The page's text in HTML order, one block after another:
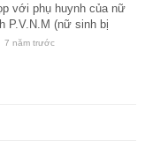
với phụ huynh của nữ
P.V.N.M (nữ sinh bị
7 năm trước